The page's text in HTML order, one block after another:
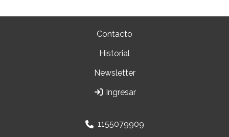
Contacto
Historial
Newsletter
Ingresar
1155079909